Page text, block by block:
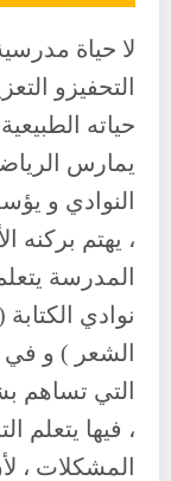
لا حياة
التحفيزو
حياته
يمارس
النوادي و
، يهتم بركنه
المدرسة
نوادي
الشعر ) و
التي تساهم
، فيها يتعلم
المشكلات ،